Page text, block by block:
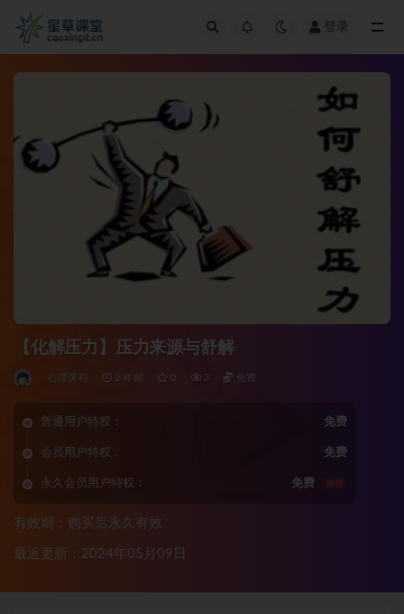
登录
【化解压力】压力来源与舒解
心理课程 2 年前 0 3 免费
普通用户特权： 免费
会员用户特权： 免费
永久会员用户特权： 免费 推荐
有效期：购买后永久有效
最近更新：2024年05月09日